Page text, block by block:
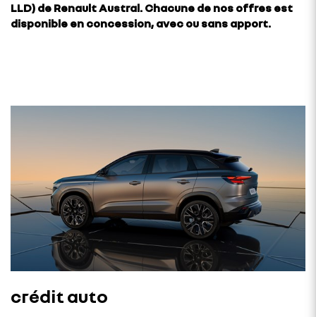
LLD) de Renault Austral. Chacune de nos offres est
disponible en concession, avec ou sans apport.
crédit auto